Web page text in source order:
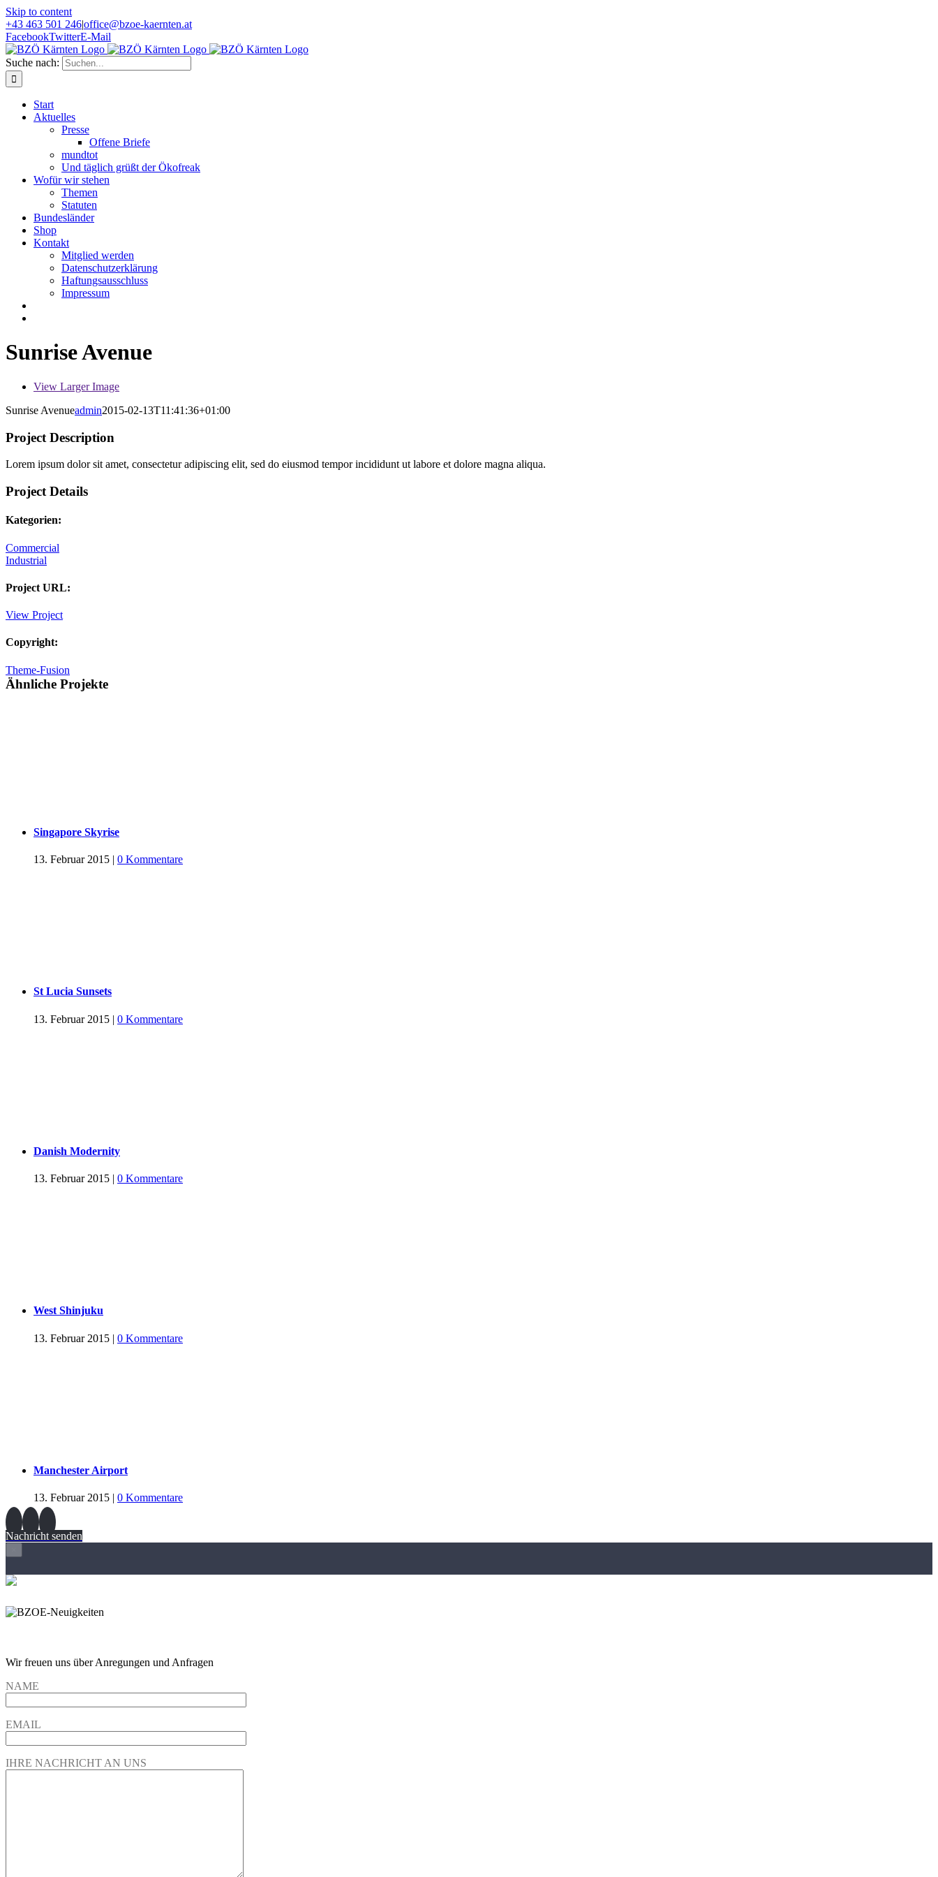
Skip to content
+43 463 501 246|office@bzoe-kaernten.at
FacebookTwitterE-Mail
Suche nach:
Start
Aktuelles
Presse
Offene Briefe
mundtot
Und täglich grüßt der Ökofreak
Wofür wir stehen
Themen
Statuten
Bundesländer
Shop
Kontakt
Mitglied werden
Datenschutzerklärung
Haftungsausschluss
Impressum
Sunrise Avenue
View Larger Image
Sunrise Avenueadmin2015-02-13T11:41:36+01:00
Project Description
Lorem ipsum dolor sit amet, consectetur adipiscing elit, sed do eiusmod tempor incididunt ut labore et dolore magna aliqua.
Project Details
Kategorien:
Commercial
Industrial
Project URL:
View Project
Copyright:
Theme-Fusion
Ähnliche Projekte
Singapore Skyrise
13. Februar 2015 | 0 Kommentare
St Lucia Sunsets
13. Februar 2015 | 0 Kommentare
Danish Modernity
13. Februar 2015 | 0 Kommentare
West Shinjuku
13. Februar 2015 | 0 Kommentare
Manchester Airport
13. Februar 2015 | 0 Kommentare
Nachricht senden
Wir freuen uns über Anregungen und Anfragen
NAME
EMAIL
IHRE NACHRICHT AN UNS